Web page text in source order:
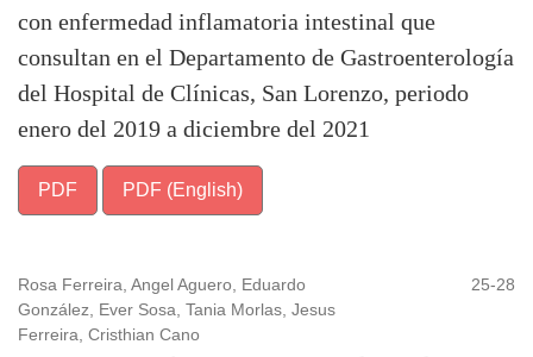
con enfermedad inflamatoria intestinal que
consultan en el Departamento de Gastroenterología
del Hospital de Clínicas, San Lorenzo, periodo
enero del 2019 a diciembre del 2021
PDF PDF (English)
Rosa Ferreira, Angel Aguero, Eduardo
González, Ever Sosa, Tania Morlas, Jesus
Ferreira, Cristhian Cano
25-28